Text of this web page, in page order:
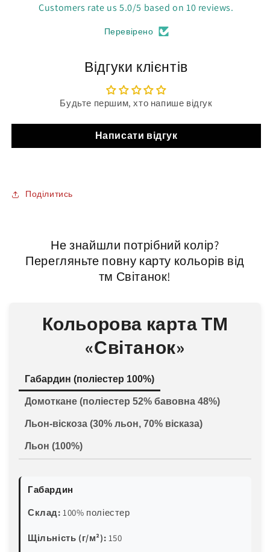
Customers rate us 5.0/5 based on 10 reviews.
Перевірено
Відгуки клієнтів
Будьте першим, хто напише відгук
Написати відгук
Поділитись
Не знайшли потрібний колір?
Перегляньте повну карту кольорів від
тм Світанок!
Кольорова карта ТМ
«Світанок»
Габардин (поліестер 100%)
Домоткане (поліестер 52% бавовна 48%)
Льон-віскоза (30% льон, 70% вісказа)
Льон (100%)
Габардин
Склад: 100% поліестер
Щільність (г/м²): 150